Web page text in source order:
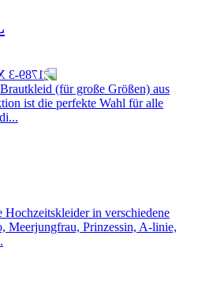
(für große Größen) aus
ist die perfekte Wahl für alle
Hochzeitskleider in verschiedene
Meerjungfrau, Prinzessin, A-linie,